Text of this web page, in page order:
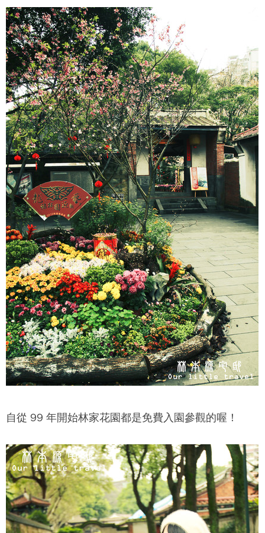
自從 99 年開始林家花園都是免費入園參觀的喔！